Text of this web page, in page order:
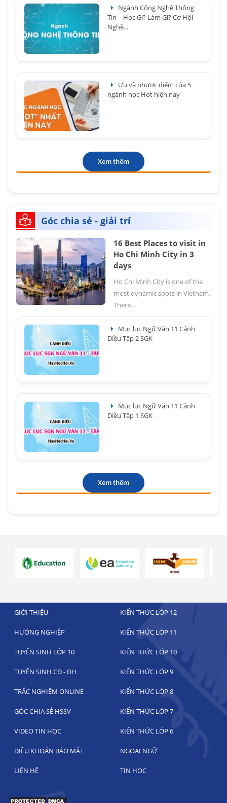
Ngành Công Nghệ Thông
Tin – Học Gì? Làm Gì? Cơ Hội
Nghề...
Ưu và nhược điểm của 5
ngành học Hot hiện nay
Xem thêm
Góc chia sẻ - giải trí
16 Best Places to visit in
Ho Chi Minh City in 3
days
Ho Chi Minh City is one of the
most dynamic spots in Vietnam.
There...
Mục lục Ngữ Văn 11 Cánh
Diều Tập 2 SGK
Mục lục Ngữ Văn 11 Cánh
Diều Tập 1 SGK
Xem thêm
GIỚI THIỆU KIẾN THỨC LỚP 12
HƯỚNG NGHIỆP KIẾN THỨC LỚP 11
TUYỂN SINH LỚP 10 KIẾN THỨC LỚP 10
TUYỂN SINH CĐ - ĐH KIẾN THỨC LỚP 9
TRẮC NGHIỆM ONLINE KIẾN THỨC LỚP 8
GÓC CHIA SẺ HSSV KIẾN THỨC LỚP 7
VIDEO TIN HỌC KIẾN THỨC LỚP 6
ĐIỀU KHOẢN BẢO MẬT NGOẠI NGỮ
LIÊN HỆ TIN HỌC